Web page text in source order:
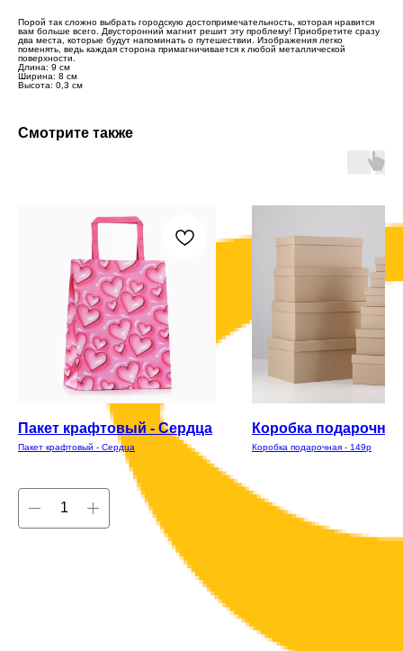
Порой так сложно выбрать городскую достопримечательность, которая нравится
вам больше всего. Двусторонний магнит решит эту проблему! Приобретите сразу
два места, которые будут напоминать о путешествии. Изображения легко
поменять, ведь каждая сторона примагничивается к любой металлической
поверхности.
Длина: 9 см
Ширина: 8 см
Высота: 0,3 см
Смотрите также
Пакет крафтовый - Сердца
Пакет крафтовый - Сердца
Коробка
Коробка подарочная - 149р